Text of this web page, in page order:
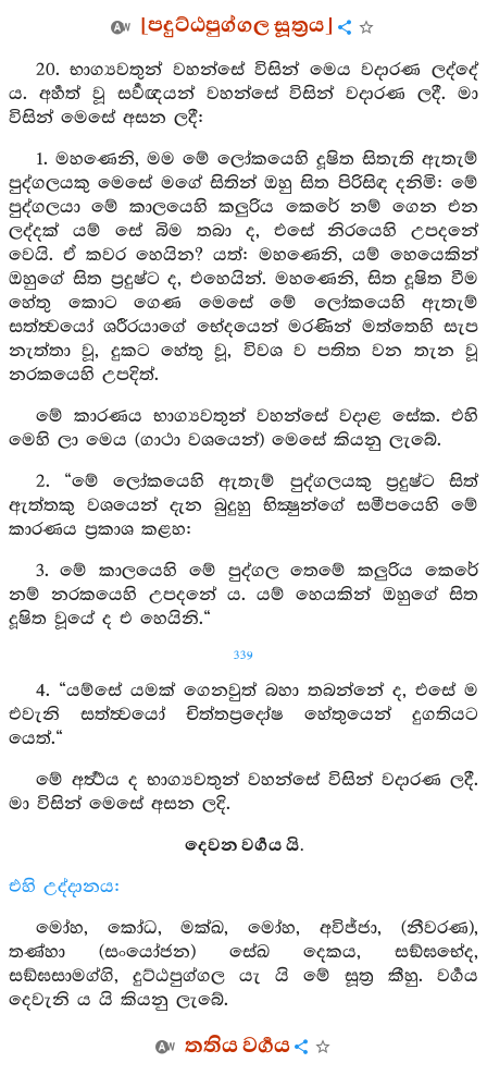
[පදුට්ඨපුග්ගල සූත්‍රය]
20. භාග්‍යවතුන් වහන්සේ විසින් මෙය වදාරණ ලද්දේ
ය. අර්‍හත් වූ සර්‍වඥයන් වහන්සේ විසින් වදාරණ ලදී. මා
විසින් මෙසේ අසන ලදී:
1. මහණෙනි, මම මේ ලෝකයෙහි දූෂිත සිතැති ඇතැම්
පුද්ගලයකු මෙසේ මගේ සිතින් ඔහු සිත පිරිසිඳ දනිමි: මේ
පුද්ගලයා මේ කාලයෙහි කලුරිය කෙරේ නම් ගෙන එන
ලද්දක් යම් සේ බිම තබා ද, එසේ නිරයෙහි උපදනේ
වෙයි. ඒ කවර හෙයින? යත්: මහණෙනි, යම් හෙයෙකින්
ඔහුගේ සිත ප්‍රදුෂ්ට ද, එහෙයින්. මහණෙනි, සිත දූෂිත වීම
හේතු කොට ගෙණ මෙසේ මේ ලෝකයෙහි ඇතැම්
සත්ත්‍වයෝ ශරීරයාගේ භේදයෙන් මරණින් මත්තෙහි සැප
නැත්තා වූ, දුකට හේතු වූ, විවශ ව පතිත වන තැන වූ
නරකයෙහි උපදිත්.
මේ කාරණය භාග්‍යවතුන් වහන්සේ වදාළ සේක. එහි
මෙහි ලා මෙය (ගාථා වශයෙන්) මෙසේ කියනු ලැබේ.
2. “මේ ලෝකයෙහි ඇතැම් පුද්ගලයකු ප්‍රදුෂ්ට සිත්
ඇත්තකු වශයෙන් දැන බුදුහු භික්‍ෂුන්ගේ සමීපයෙහි මේ
කාරණය ප්‍රකාශ කළහ:
3. මේ කාලයෙහි මේ පුද්ගල තෙමේ කලුරිය කෙරේ
නම් නරකයෙහි උපදනේ ය. යම් හෙයකින් ඔහුගේ සිත
දූෂිත වූයේ ද එ හෙයිනි.“
339
4. “යම්සේ යමක් ගෙනවුත් බහා තබන්නේ ද, එසේ ම
එවැනි සත්ත්‍වයෝ චිත්තප්‍රදෝෂ හේතුයෙන් දුගතියට
යෙත්.“
මේ අර්‍ත්‍ථය ද භාග්‍යවතුන් වහන්සේ විසින් වදාරණ ලදී.
මා විසින් මෙසේ අසන ලදි.
දෙවන වර්‍ගය යි.
එහි උද්දානය:
මෝහ, කෝධ, මක්ඛ, මෝහ, අවිජ්ජා, (නීවරණ),
තණ්හා (සංයෝජන) සේඛ දෙකය, සඞ්ඝභේද,
සඞ්ඝසාමග්ගි, දුට්ඨපුග්ගල යැ යි මේ සූත්‍ර කීහු. වර්‍ගය
දෙවැනි ය යි කියනු ලැබේ.
තතිය වර්‍ගය